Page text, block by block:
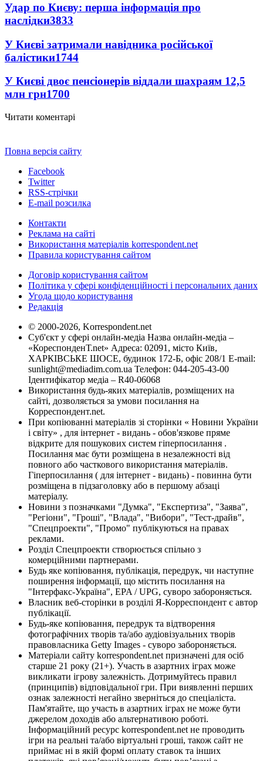
Удар по Києву: перша інформація про
наслідки3833
У Києві затримали навідника російської
балістики1744
У Києві двоє пенсіонерів віддали шахраям 12,5
млн грн1700
Читати коментарі
Повна версія сайту
Facebook
Twitter
RSS-стрічки
E-mail розсилка
Контакти
Реклама на сайті
Використання матеріалів korrespondent.net
Правила користування сайтом
Договір користування сайтом
Політика у сфері конфіденційності і персональних даних
Угода щодо користування
Редакція
© 2000-2026, Korrespondent.net
Суб'єкт у сфері онлайн-медіа Назва онлайн-медіа –
«КореспонденТ.net» Адреса: 02091, місто Київ,
ХАРКІВСЬКЕ ШОСЕ, будинок 172-Б, офіс 208/1 E-mail:
sunlight@mediadim.com.ua Телефон: 044-205-43-00
Ідентифікатор медіа – R40-06068
Використання будь-яких матеріалів, розміщених на
сайті, дозволяється за умови посилання на
Корреспондент.net.
При копіюванні матеріалів зі сторінки « Новини України
і світу» , для інтернет - видань - обов'язкове пряме
відкрите для пошукових систем гіперпосилання .
Посилання має бути розміщена в незалежності від
повного або часткового використання матеріалів.
Гіперпосилання ( для інтернет - видань) - повинна бути
розміщена в підзаголовку або в першому абзаці
матеріалу.
Новини з позначками "Думка", "Експертиза", "Заява",
"Регіони", "Гроші", "Влада", "Вибори", "Тест-драйв",
"Спецпроекти", "Промо" публікуються на правах
реклами.
Розділ Спецпроекти створюється спільно з
комерційними партнерами.
Будь яке копіювання, публікація, передрук, чи наступне
поширення інформації, що містить посилання на
"Інтерфакс-Україна", EPA / UPG, суворо забороняється.
Власник веб-сторінки в розділі Я-Корреспондент є автор
публікації.
Будь-яке копіювання, передрук та відтворення
фотографічних творів та/або аудіовізуальних творів
правовласника Getty Images - суворо забороняється.
Матеріали сайту korrespondent.net призначені для осіб
старше 21 року (21+). Участь в азартних іграх може
викликати ігрову залежність. Дотримуйтесь правил
(принципів) відповідальної гри. При виявленні перших
ознак залежності негайно зверніться до спеціаліста.
Пам'ятайте, що участь в азартних іграх не може бути
джерелом доходів або альтернативою роботі.
Інформаційний ресурс korrespondent.net не проводить
ігри на реальні та/або віртуальні гроші, також сайт не
приймає ні в якій формі оплату ставок та інших